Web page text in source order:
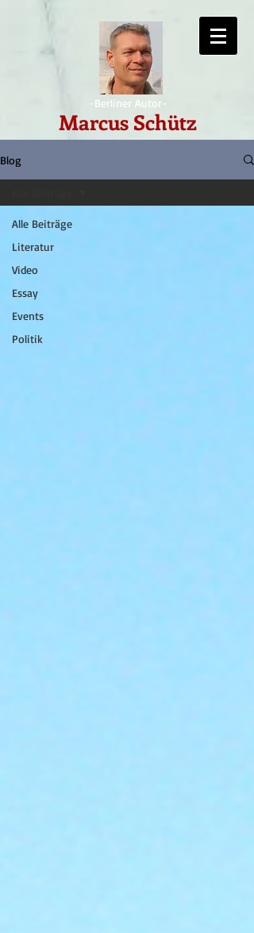
-Berliner Autor-
Marcus Schütz
Blog
Alle Beiträge
Literatur
Video
Essay
Events
Politik